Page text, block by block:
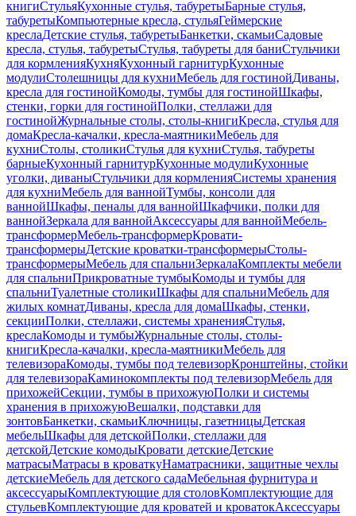
книгиСтульяКухонные стулья, табуретыБарные стулья,
табуретыКомпьютерные кресла, стульяГеймерские
креслаДетские стулья, табуретыБанкетки, скамьиСадовые
кресла, стулья, табуретыСтулья, табуреты для баниСтульчики
для кормленияКухняКухонный гарнитурКухонные
модулиСтолешницы для кухниМебель для гостинойДиваны,
кресла для гостинойКомоды, тумбы для гостинойШкафы,
стенки, горки для гостинойПолки, стеллажи для
гостинойЖурнальные столы, столы-книгиКресла, стулья для
домаКресла-качалки, кресла-маятникиМебель для
кухниСтолы, столикиСтулья для кухниСтулья, табуреты
барныеКухонный гарнитурКухонные модулиКухонные
уголки, диваныСтульчики для кормленияСистемы хранения
для кухниМебель для ваннойТумбы, консоли для
ваннойШкафы, пеналы для ваннойШкафчики, полки для
ваннойЗеркала для ваннойАксессуары для ваннойМебель-
трансформерМебель-трансформерКровати-
трансформерыДетские кроватки-трансформерыСтолы-
трансформерыМебель для спальниЗеркалаКомплекты мебели
для спальниПрикроватные тумбыКомоды и тумбы для
спальниТуалетные столикиШкафы для спальниМебель для
жилых комнатДиваны, кресла для домаШкафы, стенки,
секцииПолки, стеллажи, системы храненияСтулья,
креслаКомоды и тумбыЖурнальные столы, столы-
книгиКресла-качалки, кресла-маятникиМебель для
телевизораКомоды, тумбы под телевизорКронштейны, стойки
для телевизораКаминокомплекты под телевизорМебель для
прихожейСекции, тумбы в прихожуюПолки и системы
хранения в прихожуюВешалки, подставки для
зонтовБанкетки, скамьиКлючницы, газетницыДетская
мебельШкафы для детскойПолки, стеллажи для
детскойДетские комодыКровати детскиеДетские
матрасыМатрасы в кроваткуНаматрасники, защитные чехлы
детскиеМебель для детского садаМебельная фурнитура и
аксессуарыКомплектующие для столовКомплектующие для
стульевКомплектующие для кроватей и кроватокАксессуары